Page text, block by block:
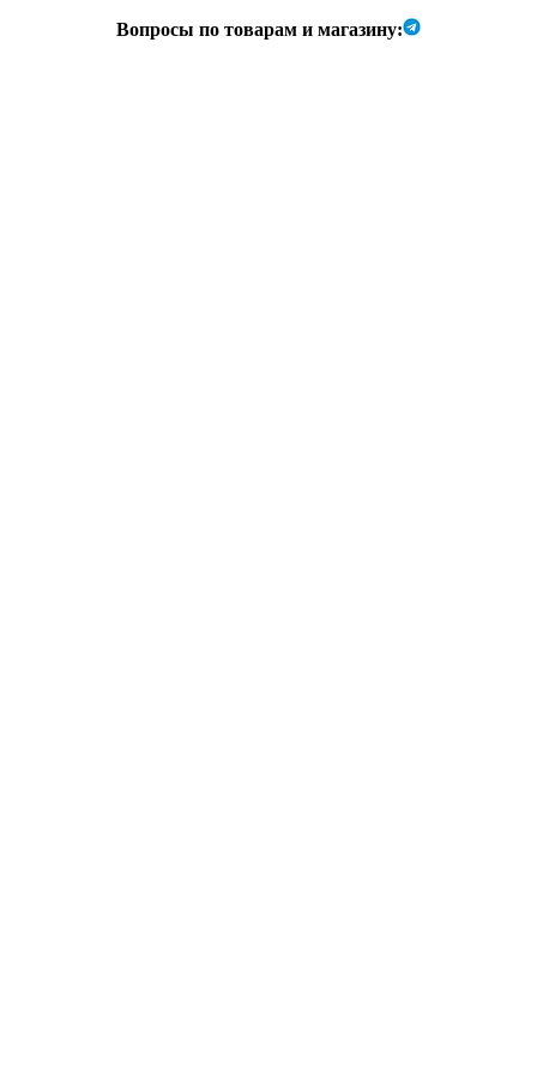
Вопросы по товарам и магазину: